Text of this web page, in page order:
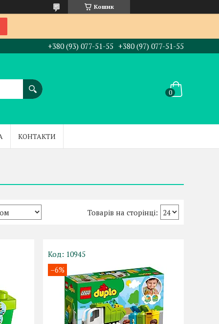
Кошик
+380 (93) 077-51-55 +380 (97) 077-51-55
КОНТАКТИ
10945
–6%